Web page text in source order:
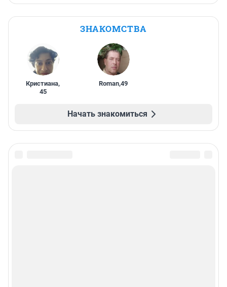
ЗНАКОМСТВА
Кристиана,
45
Roman,49
Начать знакомиться